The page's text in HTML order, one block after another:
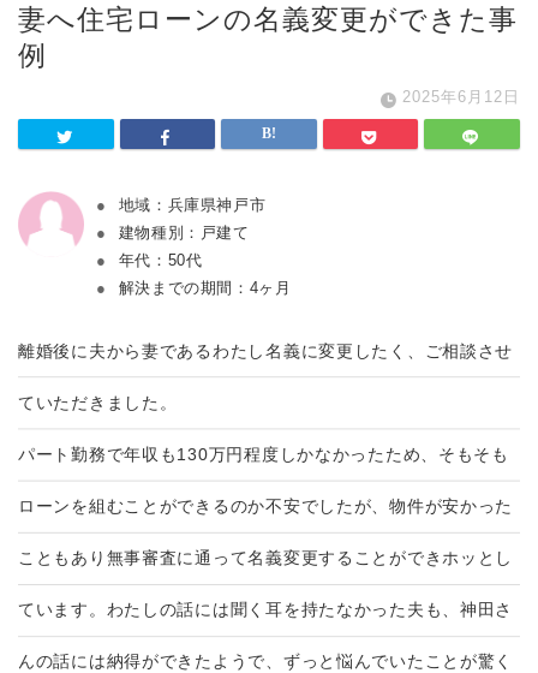
妻へ住宅ローンの名義変更ができた事
例
2025年6月12日
地域：兵庫県神戸市
建物種別：戸建て
年代：50代
解決までの期間：4ヶ月
離婚後に夫から妻であるわたし名義に変更したく、ご相談させ
ていただきました。
パート勤務で年収も130万円程度しかなかったため、そもそも
ローンを組むことができるのか不安でしたが、物件が安かった
こともあり無事審査に通って名義変更することができホッとし
ています。わたしの話には聞く耳を持たなかった夫も、神田さ
んの話には納得ができたようで、ずっと悩んでいたことが驚く